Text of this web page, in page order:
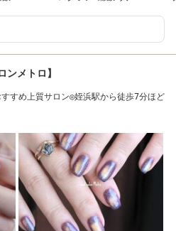
メトロ】
すめ上質サロン◎姪浜駅から徒歩7分ほど